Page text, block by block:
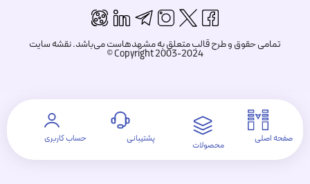
تمامی حقوق و طرح قالب متعلق به مشهدهاست می‌باشد.نقشه سایت
Copyright 2003-2024 ©
صفحه اصلی
محصولات
پشتیبانی حساب کاربری